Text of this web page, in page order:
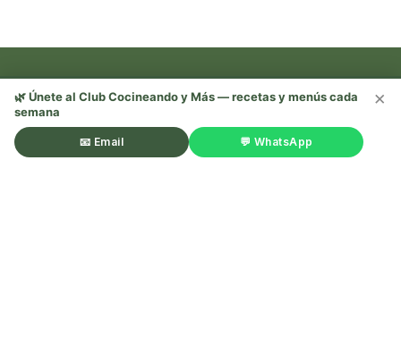
Recetas, trucos y mucho más —
¡sígueme en redes! 🌿
×
🌿 Únete al Club Cocineando y Más — recetas y menús cada
semana
📧 Email 💬 WhatsApp